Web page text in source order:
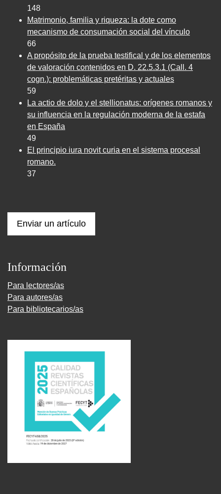
148
Matrimonio, familia y riqueza: la dote como
mecanismo de consumación social del vínculo
66
A propósito de la prueba testifical y de los elementos
de valoración contenidos en D. 22.5.3.1 (Call. 4
cogn.): problemáticas pretéritas y actuales
59
La actio de dolo y el stellionatus: orígenes romanos y
su influencia en la regulación moderna de la estafa
en España
49
El principio iura novit curia en el sistema procesal
romano.
37
Enviar un artículo
Información
Para lectores/as
Para autores/as
Para bibliotecarios/as